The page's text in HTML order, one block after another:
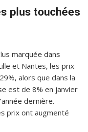
plus touchées
marquée dans
et Nantes, les prix
alors que dans la
est de 8% en janvier
dernière.
prix ont augmenté